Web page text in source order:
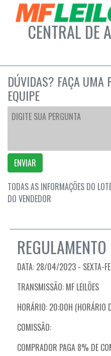
CENTRAL DE
DÚVIDAS? FAÇA UMA
EQUIPE
ENVIAR
TODAS AS INFORMAÇÕES DO
DO VENDEDOR
REGULAMENTO
DATA: 28/04/2023 - SEXTA-
TRANSMISSÃO: MF LEILÕES
HORÁRIO: 20:00H (HORÁRIO
COMISSÃO:
COMPRADOR PAGA 8% DE